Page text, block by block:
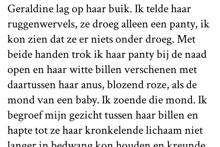
Geraldine lag op haar buik. Ik telde haar
ruggenwervels, ze droeg alleen een panty, ik
kon zien dat ze er niets onder droeg. Met
beide handen trok ik haar panty bij de naad
open en haar witte billen verschenen met
daartussen haar anus, blozend roze, als de
mond van een baby. Ik zoende die mond. Ik
begroef mijn gezicht tussen haar billen en
hapte tot ze haar kronkelende lichaam niet